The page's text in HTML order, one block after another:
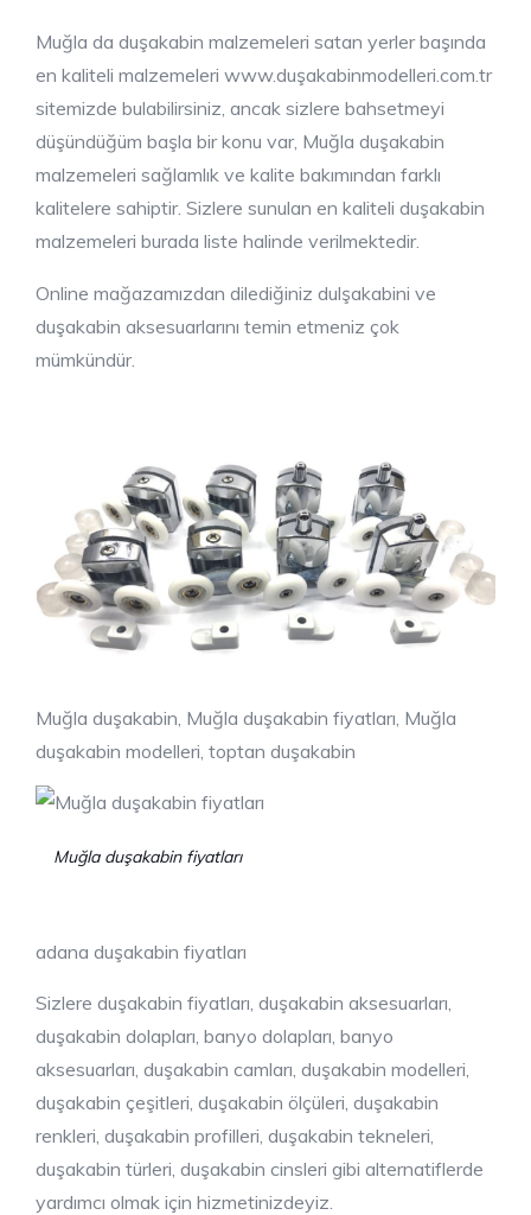
Muğla da duşakabin malzemeleri satan yerler başında
en kaliteli malzemeleri www.duşakabinmodelleri.com.tr
sitemizde bulabilirsiniz, ancak sizlere bahsetmeyi
düşündüğüm başla bir konu var, Muğla duşakabin
malzemeleri sağlamlık ve kalite bakımından farklı
kalitelere sahiptir. Sizlere sunulan en kaliteli duşakabin
malzemeleri burada liste halinde verilmektedir.
Online mağazamızdan dilediğiniz dulşakabini ve
duşakabin aksesuarlarını temin etmeniz çok
mümkündür.
Muğla duşakabin, Muğla duşakabin fiyatları, Muğla
duşakabin modelleri, toptan duşakabin
Muğla duşakabin fiyatları
adana duşakabin fiyatları
Sizlere duşakabin fiyatları, duşakabin aksesuarları,
duşakabin dolapları, banyo dolapları, banyo
aksesuarları, duşakabin camları, duşakabin modelleri,
duşakabin çeşitleri, duşakabin ölçüleri, duşakabin
renkleri, duşakabin profilleri, duşakabin tekneleri,
duşakabin türleri, duşakabin cinsleri gibi alternatiflerde
yardımcı olmak için hizmetinizdeyiz.